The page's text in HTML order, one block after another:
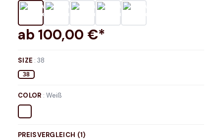
ab 100,00 €*
SIZE :38
38
COLOR : Weiß
PREISVERGLEICH (1)